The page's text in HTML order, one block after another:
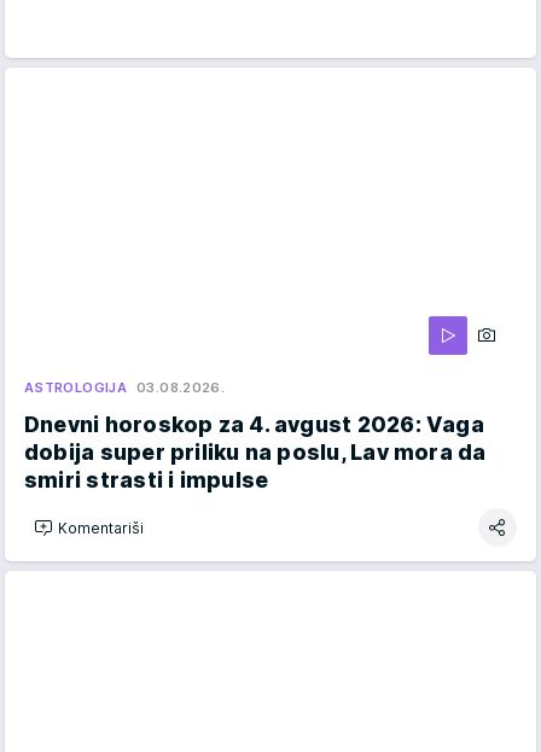
ASTROLOGIJA 03.08.2026.
Dnevni horoskop za 4. avgust 2026: Vaga
dobija super priliku na poslu, Lav mora da
smiri strasti i impulse
Komentariši